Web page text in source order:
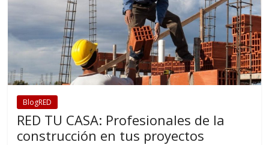
BlogRED
RED TU CASA: Profesionales de la
construcción en tus proyectos